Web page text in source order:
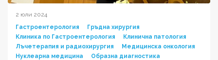
2 юли 2024
Гастроентерология
Гръдна хирургия
Клиника по Гастроентерология
Клинична патология
Лъчетерапия и радиохирургия
Медицинска онкология
Нуклеарна медицина
Образна диагностика